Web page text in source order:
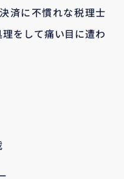
済に不慣れな税理士
をして痛い目に遭わ